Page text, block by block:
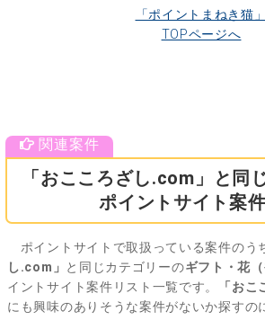
「ポイントまねき猫」
TOPページへ
「おこころざし.com」と同
ポイントサイト案
ポイントサイトで取扱っている案件のう
し.com」 と同じカテゴリーのギフト・花（
イントサイト案件リスト一覧です。
「おこ
にも興味のありそうな案件がないか探すの